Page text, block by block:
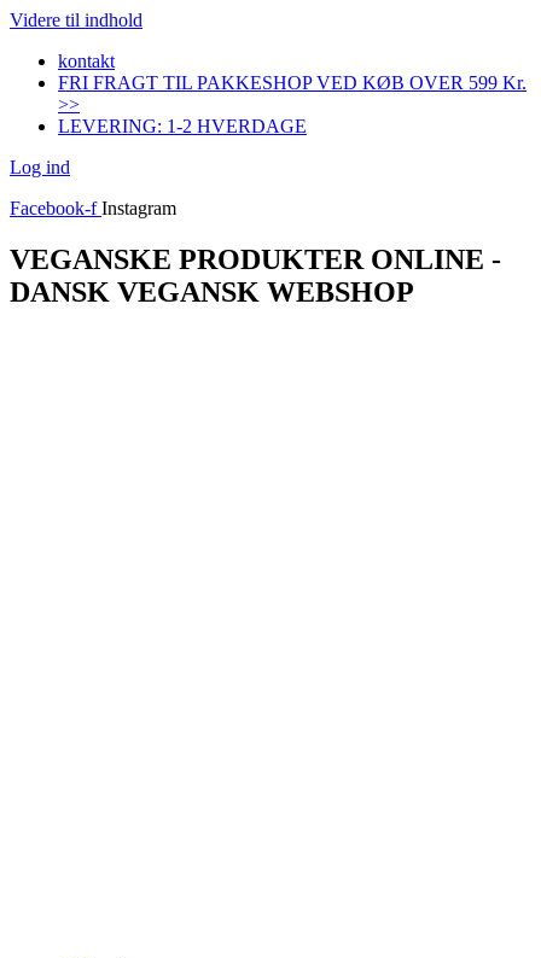
Videre til indhold
kontakt
FRI FRAGT TIL PAKKESHOP VED KØB OVER 599 Kr.
>>
LEVERING: 1-2 HVERDAGE
Log ind
Facebook-f Instagram
VEGANSKE PRODUKTER ONLINE -
DANSK VEGANSK WEBSHOP